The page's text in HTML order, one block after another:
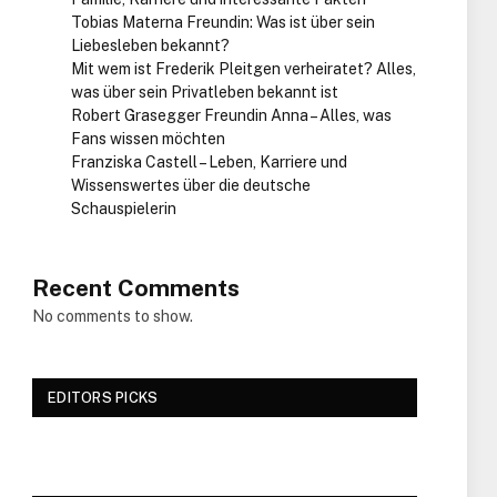
Tobias Materna Freundin: Was ist über sein
Liebesleben bekannt?
Mit wem ist Frederik Pleitgen verheiratet? Alles,
was über sein Privatleben bekannt ist
Robert Grasegger Freundin Anna – Alles, was
Fans wissen möchten
Franziska Castell – Leben, Karriere und
Wissenswertes über die deutsche
Schauspielerin
Recent Comments
No comments to show.
EDITORS PICKS